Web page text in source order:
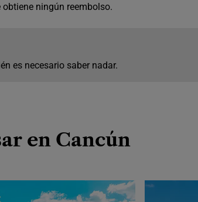
ningún reembolso.
es necesario saber nadar.
en Cancún